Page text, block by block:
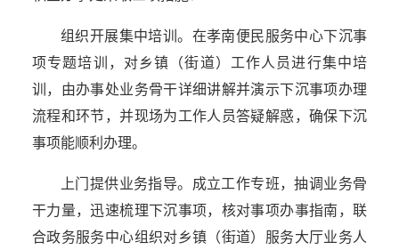
组织开展集中培训。在孝南便民服务中心下沉事
项专题培训，对乡镇（街道）工作人员进行集中培
训，由办事处业务骨干详细讲解并演示下沉事项办理
流程和环节，并现场为工作人员答疑解惑，确保下沉
事项能顺利办理。
上门提供业务指导。成立工作专班，抽调业务骨
干力量，迅速梳理下沉事项，核对事项办事指南，联
合政务服务中心组织对乡镇（街道）服务大厅业务人